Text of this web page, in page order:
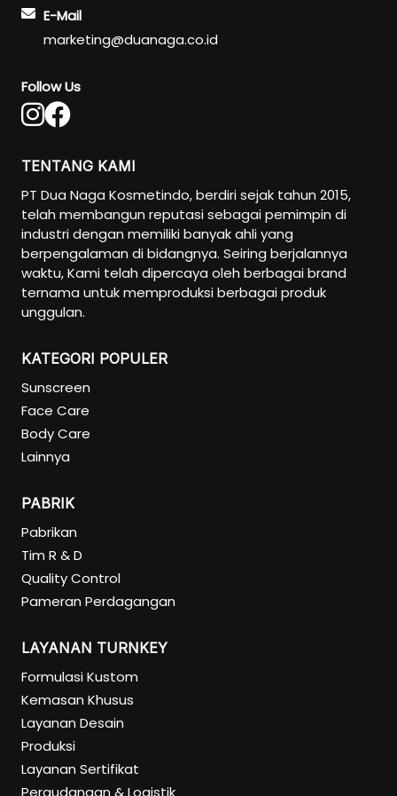
E-Mail
marketing@duanaga.co.id
Follow Us
TENTANG KAMI
PT Dua Naga Kosmetindo, berdiri sejak tahun 2015,
telah membangun reputasi sebagai pemimpin di
industri dengan memiliki banyak ahli yang
berpengalaman di bidangnya. Seiring berjalannya
waktu, Kami telah dipercaya oleh berbagai brand
ternama untuk memproduksi berbagai produk
unggulan.
KATEGORI POPULER
Sunscreen
Face Care
Body Care
Lainnya
PABRIK
Pabrikan
Tim R & D
Quality Control
Pameran Perdagangan
LAYANAN TURNKEY
Formulasi Kustom
Kemasan Khusus
Layanan Desain
Produksi
Layanan Sertifikat
Pergudangan & Logistik